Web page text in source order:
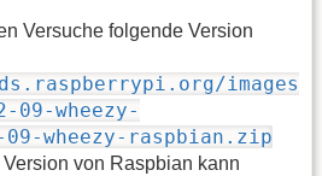
Versuche folgende Version
images
09-wheezy-
wheezy-raspbian.zip
von Raspbian kann